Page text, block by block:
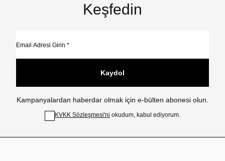
Keşfedin
Kaydol
Kampanyalardan haberdar olmak için e-bülten abonesi olun.
KVKK Sözleşmesi'ni okudum, kabul ediyorum.